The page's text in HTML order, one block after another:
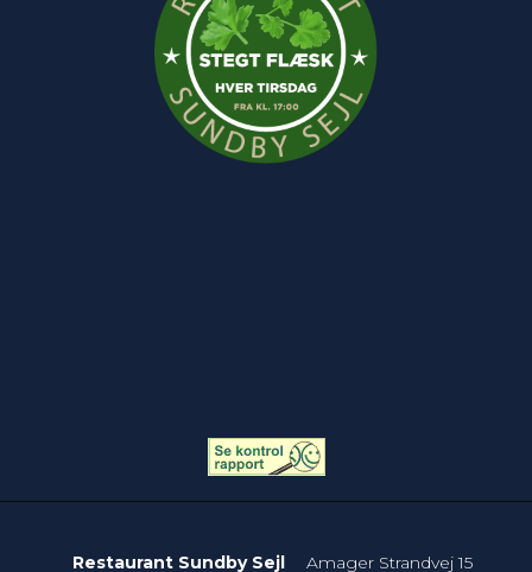
Restaurant Sundby Sejl Amager Strandvej 15